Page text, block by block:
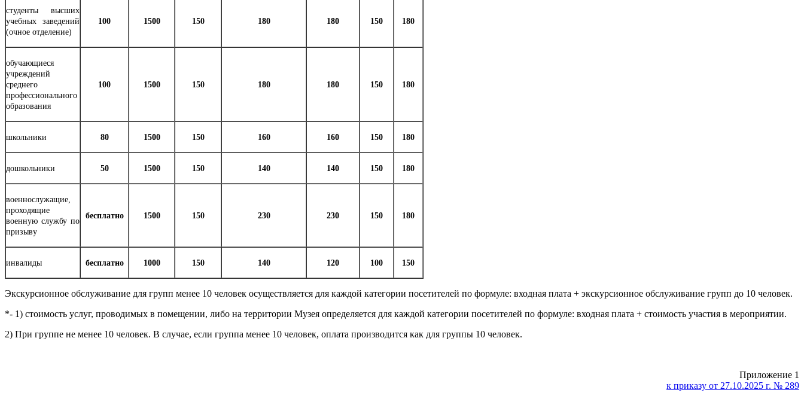
студенты высших
учебных заведений
(очное отделение)
100 1500 150 180 180 150 180
обучающиеся
учреждений
среднего
профессионального
образования
100 1500 150 180 180 150 180
школьники 80 1500 150 160 160 150 180
дошкольники 50 1500 150 140 140 150 180
военнослужащие,
проходящие
военную службу по
призыву
бесплатно 1500 150 230 230 150 180
инвалиды бесплатно 1000 150 140 120 100 150
Экскурсионное обслуживание для групп менее 10 человек осуществляется для каждой категории посетителей по формуле: входная плата + экскурсионное обслуживание групп до 10 человек.
*- 1) стоимость услуг, проводимых в помещении, либо на территории Музея определяется для каждой категории посетителей по формуле: входная плата + стоимость участия в мероприятии.
2) При группе не менее 10 человек. В случае, если группа менее 10 человек, оплата производится как для группы 10 человек.
Приложение 1
к приказу от 27.10.2025 г. № 289